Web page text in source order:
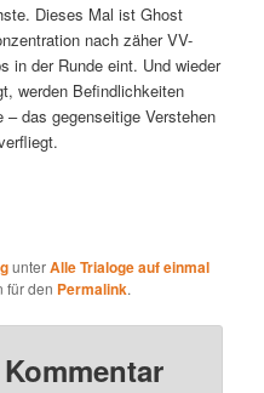
Dieses Mal ist Ghost
nach zäher VV-
in der Runde eint. Und wieder
werden Befindlichkeiten
das gegenseitige Verstehen
unterAlle Trialoge auf einmal
für den Permalink.